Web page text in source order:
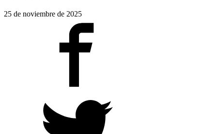
25 de noviembre de 2025